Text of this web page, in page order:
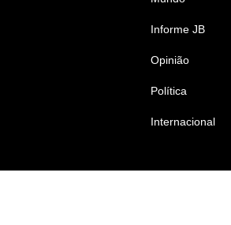
Informe JB
Opinião
Política
Internacional